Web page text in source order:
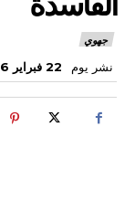
جهوي
نشر يوم 22 فبراير 2026